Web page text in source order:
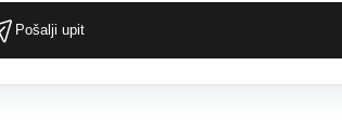
Pošalji upit